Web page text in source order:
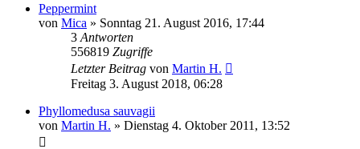
Peppermint
von Mica » Sonntag 21. August 2016, 17:44
3 Antworten
556819 Zugriffe
Letzter Beitrag von Martin H.
Freitag 3. August 2018, 06:28
Phyllomedusa sauvagii
von Martin H. » Dienstag 4. Oktober 2011, 13:52